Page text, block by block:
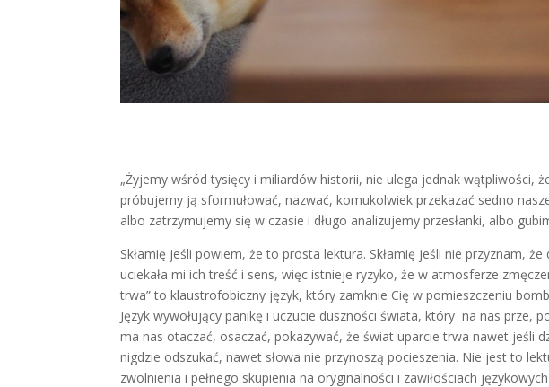
„Żyjemy wśród tysięcy i miliardów historii, nie ulega jednak wątpliwości,
próbujemy ją sformułować, nazwać, komukolwiek przekazać sedno
albo zatrzymujemy się w czasie i długo analizujemy przesłanki, albo
Skłamię jeśli powiem, że to prosta lektura. Skłamię jeśli nie przyznam,
uciekała mi ich treść i sens, więc istnieje ryzyko, że w atmosferze
trwa” to klaustrofobiczny język, który zamknie Cię w pomieszczeniu
Język wywołujący panikę i uczucie duszności świata, który na nas prze,
ma nas otaczać, osaczać, pokazywać, że świat uparcie trwa nawet jeśli
nigdzie odszukać, nawet słowa nie przynoszą pocieszenia. Nie jest to
zwolnienia i pełnego skupienia na oryginalności i zawiłościach